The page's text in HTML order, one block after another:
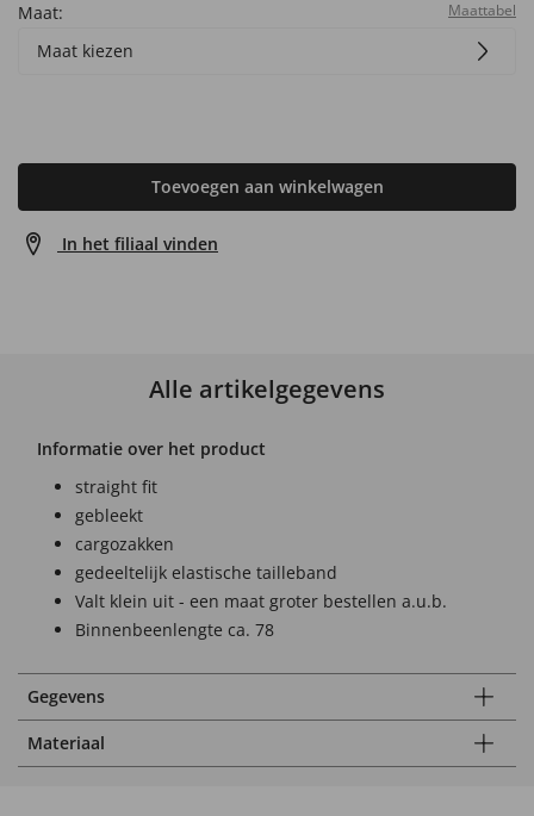
Maat: Maattabel
Maat kiezen
Toevoegen aan winkelwagen
In het filiaal vinden
Alle artikelgegevens
Informatie over het product
straight fit
gebleekt
cargozakken
gedeeltelijk elastische tailleband
Valt klein uit - een maat groter bestellen a.u.b.
Binnenbeenlengte ca. 78
Gegevens
Materiaal